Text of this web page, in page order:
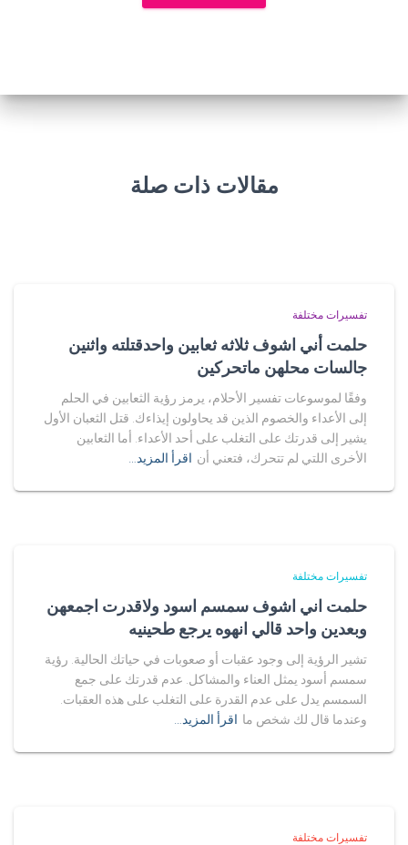
مقالات ذات صلة
تفسيرات مختلفة
حلمت أني اشوف ثلاثه ثعابين واحدقتلته واثنين
جالسات محلهن ماتحركين
وفقًا لموسوعات تفسير الأحلام، يرمز رؤية الثعابين في الحلم
إلى الأعداء والخصوم الذين قد يحاولون إيذاءك. قتل الثعبان الأول
يشير إلى قدرتك على التغلب على أحد الأعداء. أما الثعابين
الأخرى اللتي لم تتحرك، فتعني أن اقرأ المزيد…
تفسيرات مختلفة
حلمت اني اشوف سمسم اسود ولاقدرت اجمعهن
وبعدين واحد قالي انهوه يرجع طحينيه
تشير الرؤية إلى وجود عقبات أو صعوبات في حياتك الحالية. رؤية
سمسم أسود يمثل العناء والمشاكل. عدم قدرتك على جمع
السمسم يدل على عدم القدرة على التغلب على هذه العقبات.
وعندما قال لك شخص ما اقرأ المزيد…
تفسيرات مختلفة